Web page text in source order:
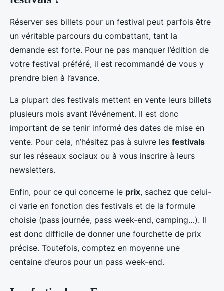
Réserver ses billets pour un festival peut parfois être
un véritable parcours du combattant, tant la
demande est forte. Pour ne pas manquer l’édition de
votre festival préféré, il est recommandé de vous y
prendre bien à l’avance.
La plupart des festivals mettent en vente leurs billets
plusieurs mois avant l’événement. Il est donc
important de se tenir informé des dates de mise en
vente. Pour cela, n’hésitez pas à suivre les festivals
sur les réseaux sociaux ou à vous inscrire à leurs
newsletters.
Enfin, pour ce qui concerne le prix, sachez que celui-
ci varie en fonction des festivals et de la formule
choisie (pass journée, pass week-end, camping…). Il
est donc difficile de donner une fourchette de prix
précise. Toutefois, comptez en moyenne une
centaine d’euros pour un pass week-end.